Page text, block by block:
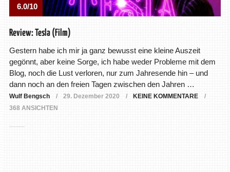
6.0/10
Review: Tesla (Film)
Gestern habe ich mir ja ganz bewusst eine kleine Auszeit
gegönnt, aber keine Sorge, ich habe weder Probleme mit dem
Blog, noch die Lust verloren, nur zum Jahresende hin – und
dann noch an den freien Tagen zwischen den Jahren …
Wulf Bengsch 29. Dezember 2020
KEINE KOMMENTARE
368 ANSICHTEN